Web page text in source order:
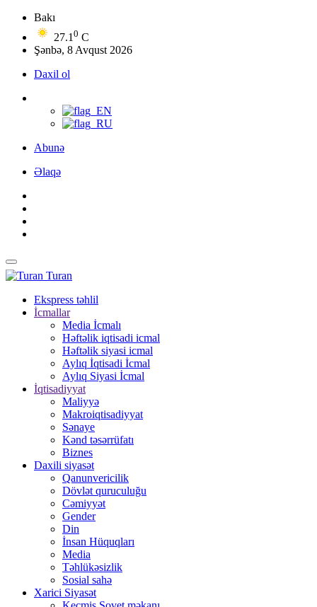
Bakı
27.1 0 C
Şənbə, 8 Avqust 2026
Daxil ol
Abunə
Əlaqə
Turan
Ekspress təhlil
İcmallar
Media İcmalı
Həftəlik iqtisadi icmal
Həftəlik siyasi icmal
Aylıq İqtisadi İcmal
Aylıq Siyasi İcmal
İqtisadiyyat
Maliyyə
Makroiqtisadiyyat
Sənaye
Kənd təsərrüfatı
Biznes
Daxili siyasət
Qanunvericilik
Dövlət quruculuğu
Cəmiyyət
Gender
Din
İnsan Hüquqları
Media
Təhlükəsizlik
Sosial sahə
Xarici Siyasət